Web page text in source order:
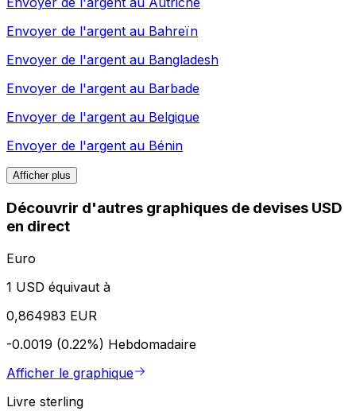
Envoyer de l'argent au Bahreïn
Envoyer de l'argent au Bangladesh
Envoyer de l'argent au Barbade
Envoyer de l'argent au Belgique
Envoyer de l'argent au Bénin
Afficher plus
Découvrir d'autres graphiques de devises USD
en direct
Euro
1 USD équivaut à
0,864983 EUR
-0.0019 (0.22%) Hebdomadaire
Afficher le graphique
Livre sterling